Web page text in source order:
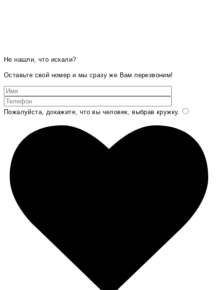
Не нашли, что искали?
Оставьте свой номер и мы сразу же Вам перезвоним!
Пожалуйста, докажите, что вы человек, выбрав кружку.